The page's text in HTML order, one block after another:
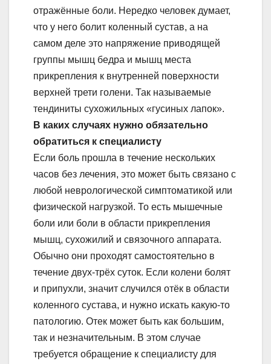
отражённые боли. Нередко человек думает,
что у него болит коленный сустав, а на
самом деле это напряжение приводящей
группы мышц бедра и мышц места
прикрепления к внутренней поверхности
верхней трети голени. Так называемые
тендиниты сухожильных «гусиных лапок».
В каких случаях нужно обязательно
обратиться к специалисту
Если боль прошла в течение нескольких
часов без лечения, это может быть связано с
любой неврологической симптоматикой или
физической нагрузкой. То есть мышечные
боли или боли в области прикрепления
мышц, сухожилий и связочного аппарата.
Обычно они проходят самостоятельно в
течение двух-трёх суток. Если колени болят
и припухли, значит случился отёк в области
коленного сустава, и нужно искать какую-то
патологию. Отек может быть как большим,
так и незначительным. В этом случае
требуется обращение к специалисту для